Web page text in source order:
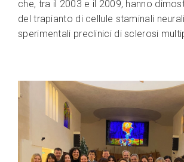
che, tra il 2003 e il 2009, hanno
del trapianto di cellule staminali
sperimentali preclinici di sclerosi